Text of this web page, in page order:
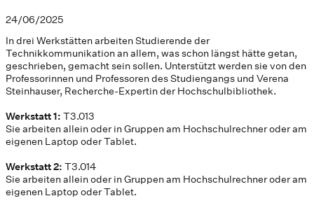
24/06/2025
In drei Werkstätten arbeiten Studierende der
Technikkommunikation an allem, was schon längst hätte getan,
geschrieben, gemacht sein sollen. Unterstützt werden sie von den
Professorinnen und Professoren des Studiengangs und Verena
Steinhauser, Recherche-Expertin der Hochschulbibliothek.
Werkstatt 1: T3.013
Sie arbeiten allein oder in Gruppen am Hochschulrechner oder am
eigenen Laptop oder Tablet.
Werkstatt 2: T3.014
Sie arbeiten allein oder in Gruppen am Hochschulrechner oder am
eigenen Laptop oder Tablet.